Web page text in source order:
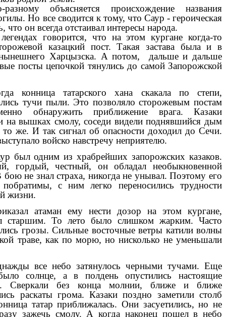
разному объясняется происхождение названия
Но все сводится к тому, что Саур - героическая
что он всегда отстаивал интересы народа.
говорится, что на этом кургане когда-то
казацкий пост. Такая застава была и в
Харцызска. А потом, дальше и дальше
посты цепочкой тянулись до самой Запорожской
конница татарского хана скакала по степи,
тучи пыли. Это позволяло сторожевым постам
обнаружить приближение врага. Казаки
на вышках смолу, соседи видели поднявшийся дым
то же. И так сигнал об опасности доходил до Сечи.
войско навстречу неприятелю.
был одним из храбрейших запорожских казаков.
гордый, честный, он обладал необыкновенной
не знал страха, никогда не унывал. Поэтому его
с ним легко переносились трудности
жизни.
атаман ему нести дозор на этом кургане,
старшим. То лето было слишком жарким. Часто
грозы. Сильные восточные ветры катили волны
траве, как по морю, но нисколько не уменьшали
все небо затянулось черными тучами. Еще
солнце, а в полдень опустились настоящие
Сверкали без конца молнии, ближе и ближе
раскаты грома. Казаки поздно заметили столб
татар приближалась. Они засуетились, но не
зажечь смолу. А когда наконец пошел в небо